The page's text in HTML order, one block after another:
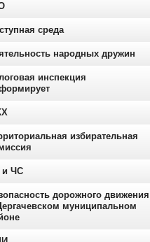
среда
народных дружин
инспекция
избирательная
и ЧС
дорожного движения
муниципальном